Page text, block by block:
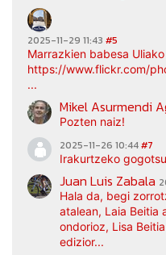
2025-11-29 11:43 #5
Marrazkien babesa
https://www.flickr.com/
...
Mikel Asurmendi
Pozten naiz!
2025-11-26 10:44#7
Irakurtzeko
Juan Luis Zabala
Hala da, begi
atalean, Laia Beitia
ondorioz, Lisa
edizior...